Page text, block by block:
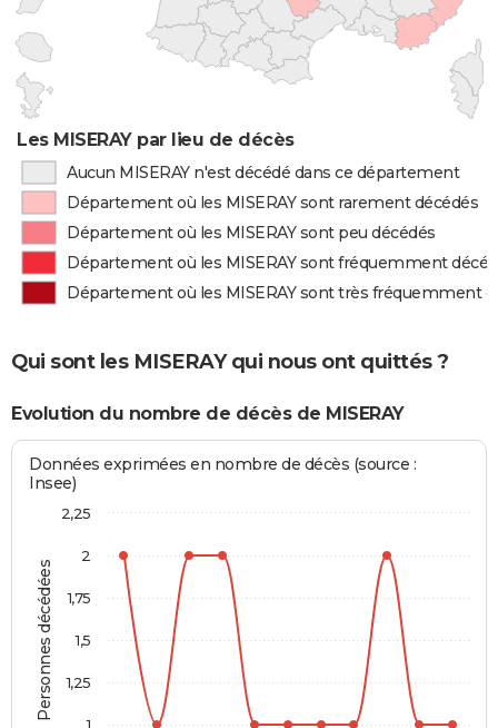
Les MISERAY par lieu de décès
Aucun MISERAY n'est décédé dans ce département
Département où les MISERAY sont rarement décédés
Département où les MISERAY sont peu décédés
Département où les MISERAY sont fréquemment
Département où les MISERAY sont très fréquemment
Qui sont les MISERAY qui nous ont quittés ?
Evolution du nombre de décès de MISERAY
Personnes décédées
Données exprimées en nombre de décès (source :
Insee)
1,25
1,5
1,75
2
2,25